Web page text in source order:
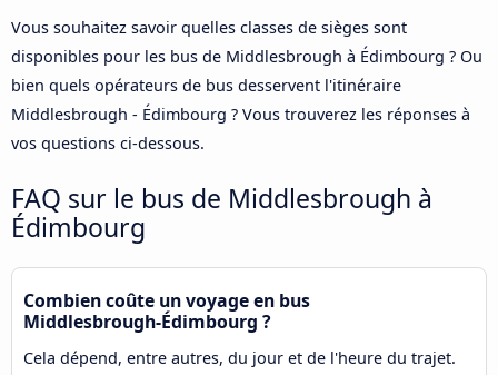
Vous souhaitez savoir quelles classes de sièges sont
disponibles pour les bus de Middlesbrough à Édimbourg ? Ou
bien quels opérateurs de bus desservent l'itinéraire
Middlesbrough - Édimbourg ? Vous trouverez les réponses à
vos questions ci-dessous.
FAQ sur le bus de Middlesbrough à
Édimbourg
Combien coûte un voyage en bus
Middlesbrough-Édimbourg ?
Cela dépend, entre autres, du jour et de l'heure du trajet.